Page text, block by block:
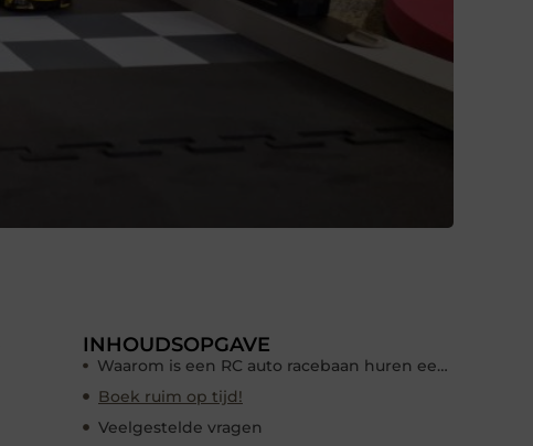
INHOUDSOPGAVE
Waarom is een RC auto racebaan huren een goed idee?
Boek ruim op tijd!
Veelgestelde vragen